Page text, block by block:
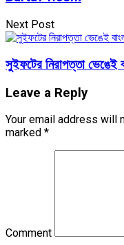
Next Post
সুইফটের নিরাপত্তা ভেঙেই
Leave a Reply
Your email address will
marked *
Comment